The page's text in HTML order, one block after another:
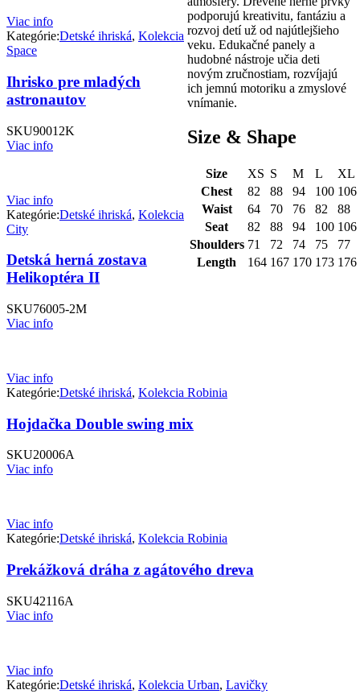
podporujú kreativitu, fantáziu a
rozvoj detí už od najútlejšieho
veku. Edukačné panely a
hudobné nástroje učia deti
novým zručnostiam, rozvíjajú
ich jemnú motoriku a zmyslové
vnímanie.
Size & Shape
Size XS S M L XL
Chest
82 88 94 100 106
Waist
64 70 76 82 88
Seat
82 88 94 100 106
Shoulders 71 72 74 75 77
Length
164 167 170 173 176
Viac info
Kategórie:Detské ihriská, Kolekcia
Space
Ihrisko pre mladých
astronautov
SKU90012K
Viac info
Viac info
Kategórie:Detské ihriská, Kolekcia
City
Detská herná zostava
Helikoptéra II
SKU76005-2M
Viac info
Viac info
Kategórie:Detské ihriská, Kolekcia Robinia
Hojdačka Double swing mix
SKU20006A
Viac info
Viac info
Kategórie:Detské ihriská, Kolekcia Robinia
Prekážková dráha z agátového dreva
SKU42116A
Viac info
Viac info
Kategórie:Detské ihriská, Kolekcia Urban, Lavičky